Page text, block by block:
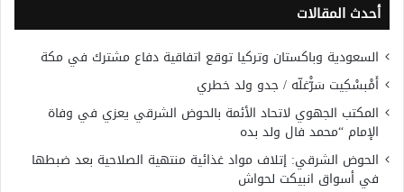
أحدث المقالات
السعودية وباكستان وتركيا توقع اتفاقية دفاع مشترك في مكة
أَمْبسْكِيت سَرّْغلّه / جدو ولد خطري
المكتب الجهوي لاتحاد الأئمة بالحوض الشرقي يعزي في وفاة
الإمام “محمد فال ولد بده
الحوض الشرقي: إتلاف مواد غذائية منتهية الصلاحية بعد ضبطها
في أسواق انبيكت لحواش